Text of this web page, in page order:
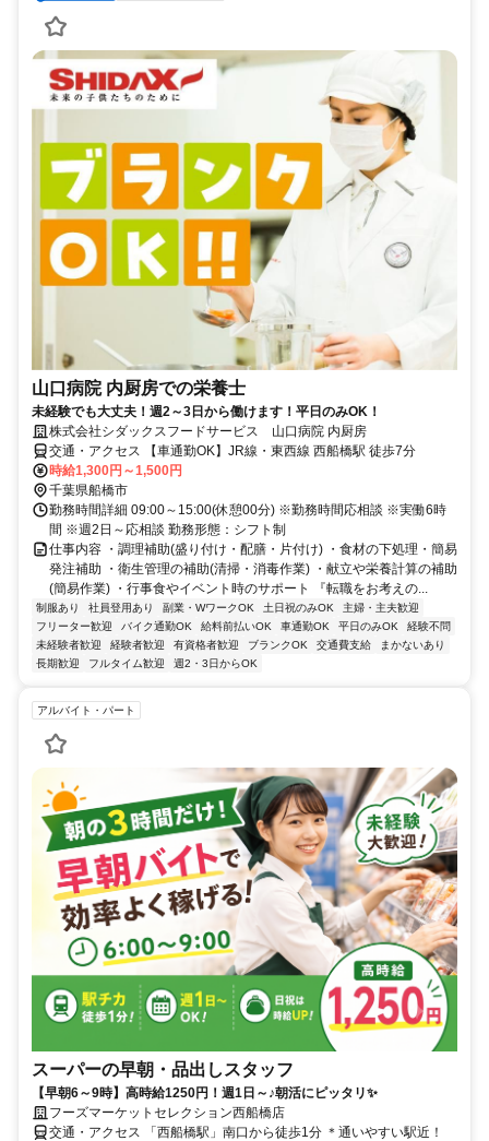
山口病院 内厨房での栄養士
未経験でも大丈夫！週2～3日から働けます！平日のみOK！
株式会社シダックスフードサービス 山口病院 内厨房
交通・アクセス 【車通勤OK】JR線・東西線 西船橋駅 徒歩7分
時給1,300円～1,500円
千葉県船橋市
勤務時間詳細 09:00～15:00(休憩00分) ※勤務時間応相談 ※実働6時
間 ※週2日～応相談 勤務形態：シフト制
仕事内容 ・調理補助(盛り付け・配膳・片付け) ・食材の下処理・簡易
発注補助 ・衛生管理の補助(清掃・消毒作業) ・献立や栄養計算の補助
(簡易作業) ・行事食やイベント時のサポート 『転職をお考えの...
制服あり 社員登用あり 副業・WワークOK 土日祝のみOK
主婦・主夫歓迎
フリーター歓迎
バイク通勤OK 給料前払いOK 車通勤OK 平日のみOK
経験不問
未経験者歓迎
経験者歓迎 有資格者歓迎 ブランクOK 交通費支給
まかないあり
長期歓迎
フルタイム歓迎 週2・3日からOK
アルバイト・パート
スーパーの早朝・品出しスタッフ
【早朝6～9時】高時給1250円！週1日～♪朝活にピッタリ✨
フーズマーケットセレクション西船橋店
交通・アクセス 「西船橋駅」南口から徒歩1分 ＊通いやすい駅近！